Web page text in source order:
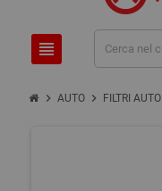
view_headline
chevron_right AUTO chevron_right FILTRI AUTO